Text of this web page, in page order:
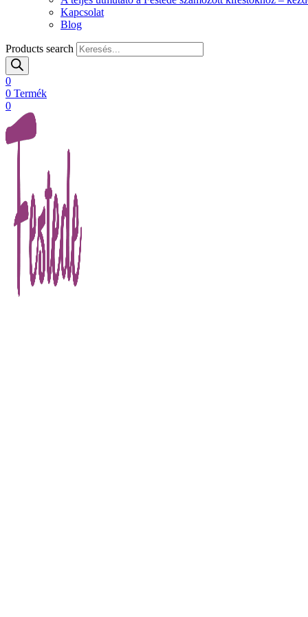
Kapcsolat
Blog
Products search
0
0 Termék
0